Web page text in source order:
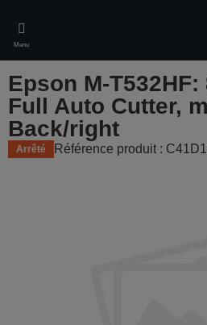
main
content
Menu
Epson M-T532HF:
Full Auto Cutter,
Back/right
Arrêté Référence produit :